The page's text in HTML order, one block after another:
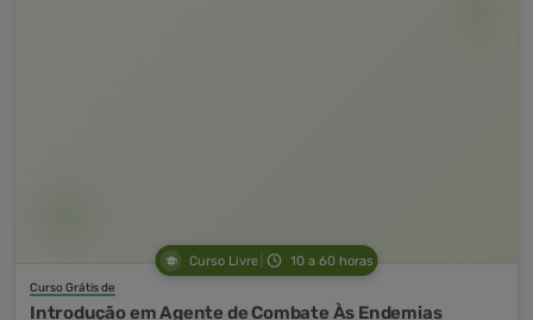
Curso Livre 10 a 60 horas
Curso Grátis de
Introdução em Agente de Combate Às Endemias